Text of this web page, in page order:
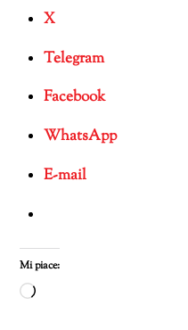
X
Telegram
Facebook
WhatsApp
E-mail
Mi piace:
Caricamento